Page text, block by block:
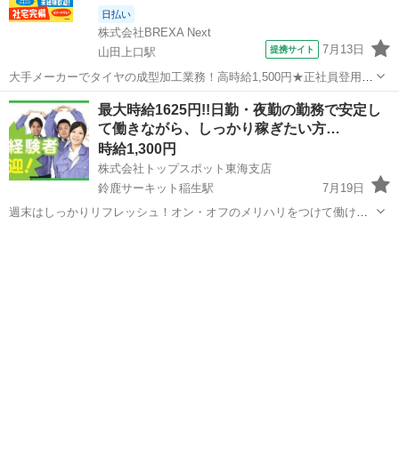
日払い
株式会社BREXA Next
山田上口駅
提携サイト 7月13日
大手メーカーでタイヤの成型加工業務！高時給1,500円★正社員登用制
度あり！ワンルーム寮完備！マイカー通勤OK！無料駐車場あり！《三
重県伊勢市》 人気の工場のお仕事 ◇タイヤの製造◇ トラック・バ
ス・RV車用を中心とした...
三重 伊勢市 山田上口駅 その他
最大時給1625円!!日勤・夜勤の勤務で安定し
て働きながら、しっかり稼ぎたい方…
時給1,300円
株式会社トップスポット東海支店
鈴鹿サーキット稲生駅
7月19日
週末はしっかりリフレッシュ！オン・オフのメリハリをつけて働けま